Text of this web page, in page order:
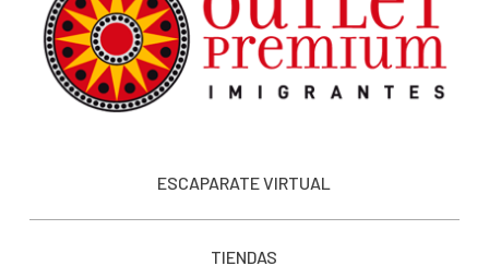
ESCAPARATE VIRTUAL
TIENDAS